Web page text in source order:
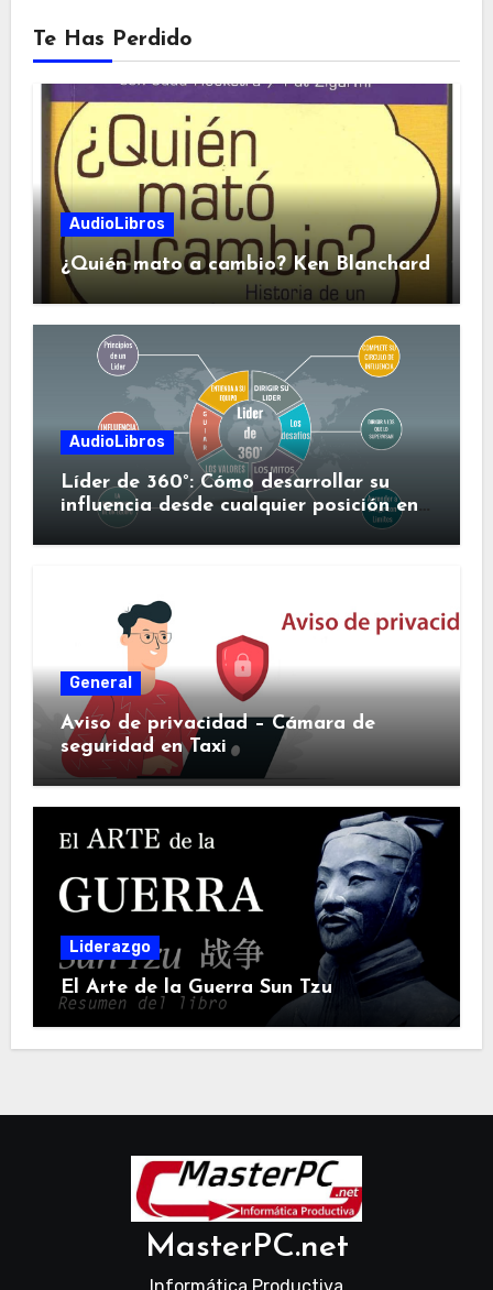
Te Has Perdido
AudioLibros
¿Quién mato a cambio? Ken Blanchard
AudioLibros
Líder de 360°: Cómo desarrollar su
influencia desde cualquier posición en
su organización
General
Aviso de privacidad – Cámara de
seguridad en Taxi
Liderazgo
El Arte de la Guerra Sun Tzu
MasterPC.net